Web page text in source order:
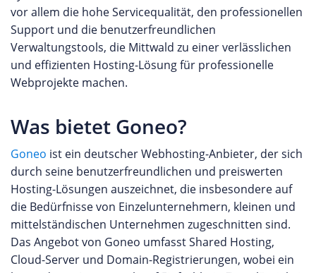
vor allem die hohe Servicequalität, den professionellen
Support und die benutzerfreundlichen
Verwaltungstools, die Mittwald zu einer verlässlichen
und effizienten Hosting-Lösung für professionelle
Webprojekte machen.
Was bietet Goneo?
Goneo ist ein deutscher Webhosting-Anbieter, der sich
durch seine benutzerfreundlichen und preiswerten
Hosting-Lösungen auszeichnet, die insbesondere auf
die Bedürfnisse von Einzelunternehmern, kleinen und
mittelständischen Unternehmen zugeschnitten sind.
Das Angebot von Goneo umfasst Shared Hosting,
Cloud-Server und Domain-Registrierungen, wobei ein